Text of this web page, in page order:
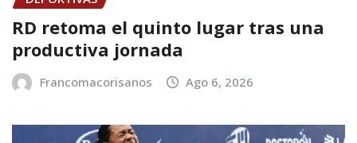
RD retoma el quinto lugar tras una
productiva jornada
Francomacorisanos Ago 6, 2026